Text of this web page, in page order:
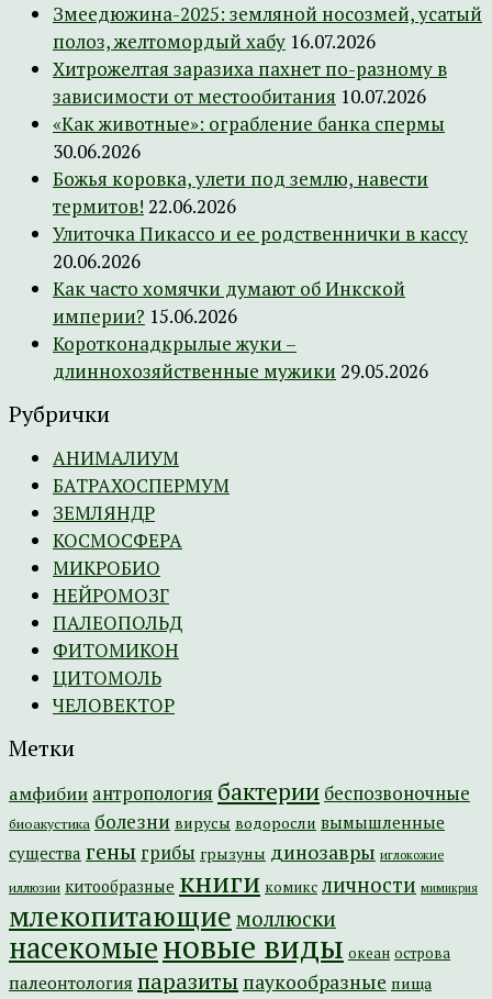
Змеедюжина-2025: земляной носозмей, усатый
полоз, желтомордый хабу 16.07.2026
Хитрожелтая заразиха пахнет по-разному в
зависимости от местообитания 10.07.2026
«Как животные»: ограбление банка спермы
30.06.2026
Божья коровка, улети под землю, навести
термитов! 22.06.2026
Улиточка Пикассо и ее родственнички в кассу
20.06.2026
Как часто хомячки думают об Инкской
империи? 15.06.2026
Коротконадкрылые жуки –
длиннохозяйственные мужики 29.05.2026
Рубрички
АНИМАЛИУМ
БАТРАХОСПЕРМУМ
ЗЕМЛЯНДР
КОСМОСФЕРА
МИКРОБИО
НЕЙРОМОЗГ
ПАЛЕОПОЛЬД
ФИТОМИКОН
ЦИТОМОЛЬ
ЧЕЛОВЕКТОР
Метки
амфибии антропология бактерии беспозвоночные
биоакустика болезни вирусы водоросли вымышленные
существа гены грибы грызуны динозавры иглокожие
иллюзии китообразные книги комикс личности мимикрия
млекопитающие моллюски
насекомыеновые виды океан острова
палеонтология паразиты паукообразные пища